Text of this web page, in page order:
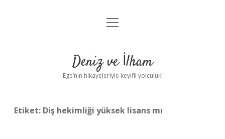
Anasayfa
Yasal Uyarı
menüyü
Deniz ve İlham
Ege’nin hikayeleriyle keyifli yolculuk!
Etiket: Diş hekimliği yüksek lisans mı